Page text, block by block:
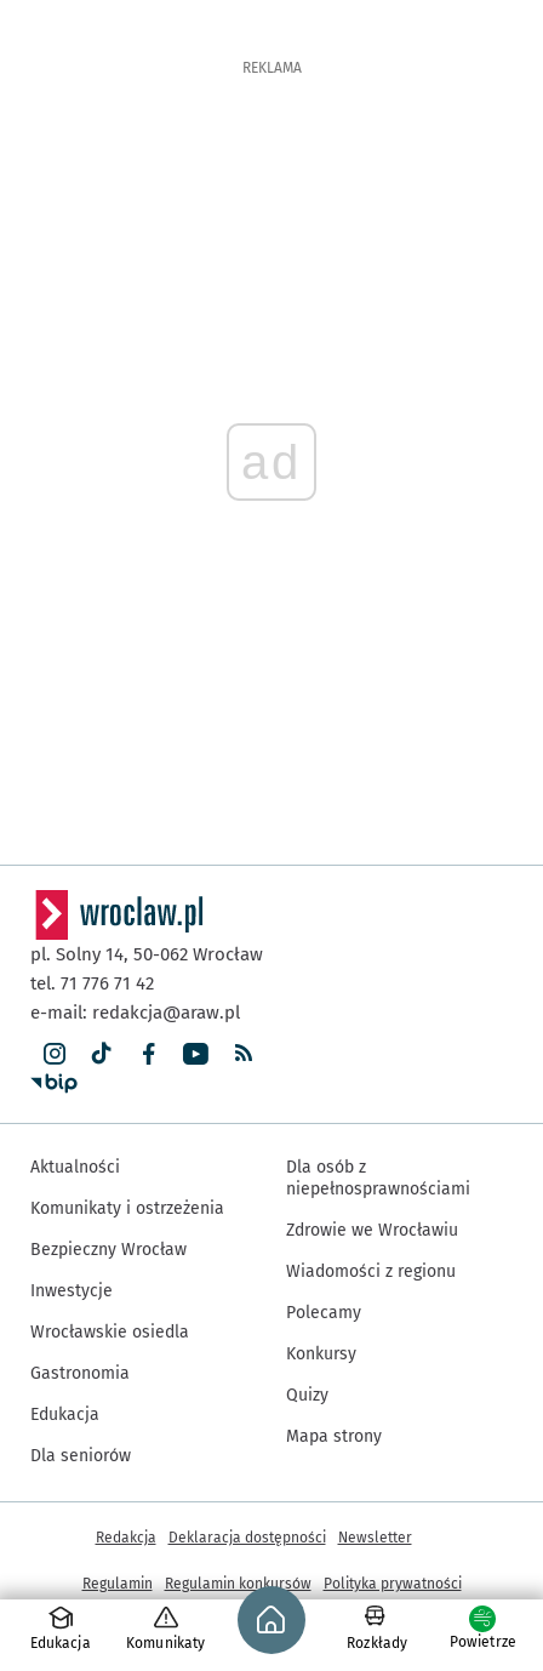
REKLAMA
ad
Edukacja Komunikaty
Strona główna - wroclaw.pl
Rozkłady Powietrze
pl. Solny 14, 50-062 Wrocław
tel. 71 776 71 42
e-mail: redakcja@araw.pl
Aktualności
Komunikaty i ostrzeżenia
Bezpieczny Wrocław
Inwestycje
Wrocławskie osiedla
Gastronomia
Edukacja
Dla seniorów
Dla osób z
niepełnosprawnościami
Zdrowie we Wrocławiu
Wiadomości z regionu
Polecamy
Konkursy
Quizy
Mapa strony
Inne informacje
Redakcja Deklaracja dostępności Newsletter
Regulamin Regulamin konkursów
Polityka prywatności
Ustawienia cookies